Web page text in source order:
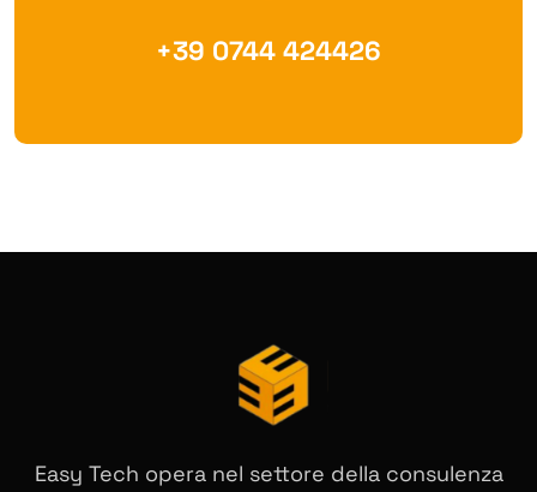
+39 0744 424426
Easy Tech opera nel settore della consulenza